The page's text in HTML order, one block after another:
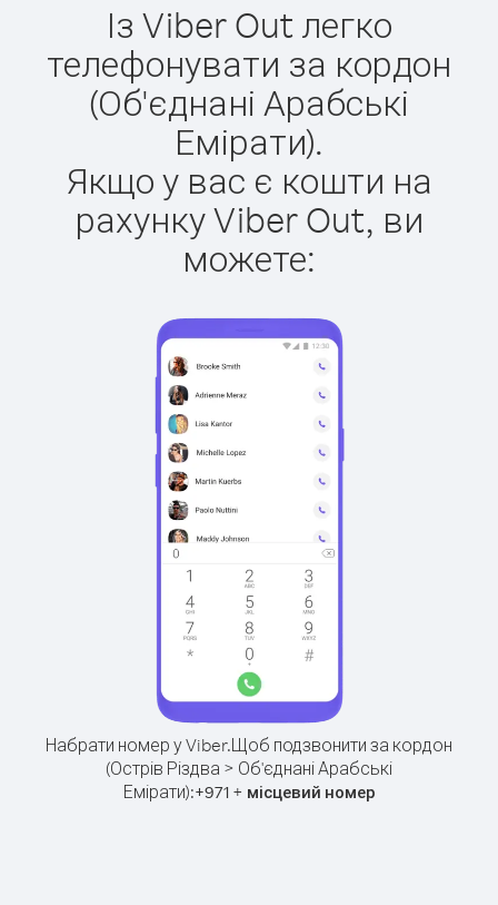
Із Viber Out легко
телефонувати за кордон
(Об'єднані Арабські
Емірати).
Якщо у вас є кошти на
рахунку Viber Out, ви
можете:
Набрати номер у Viber.Щоб подзвонити за кордон
(Острів Різдва > Об'єднані Арабські
Емірати):+971+ місцевий номер